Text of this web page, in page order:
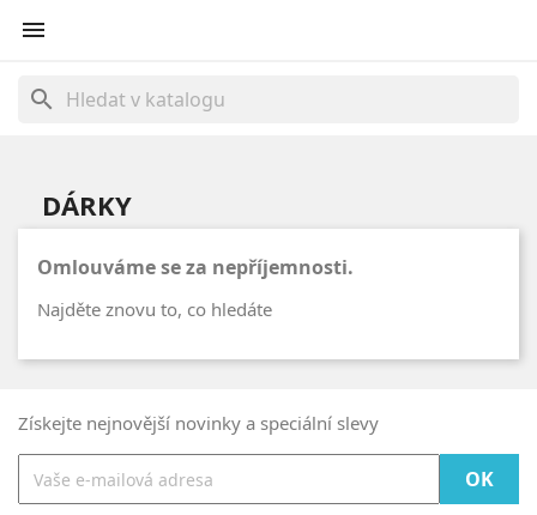

search
DÁRKY
Omlouváme se za nepříjemnosti.
Najděte znovu to, co hledáte
Získejte nejnovější novinky a speciální slevy